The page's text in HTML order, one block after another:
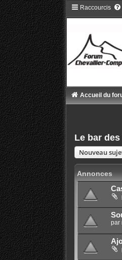
Raccourcis
Accueil du
Le bar
Nouveau
Annonces
par